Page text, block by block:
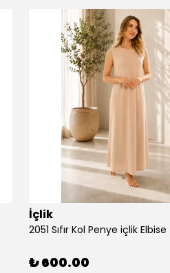
İçlik
2051 Sıfır Kol Penye içlik
₺ 600.00